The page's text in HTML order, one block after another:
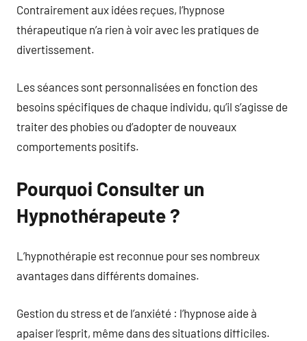
Contrairement aux idées reçues, l’hypnose
thérapeutique n’a rien à voir avec les pratiques de
divertissement.
Les séances sont personnalisées en fonction des
besoins spécifiques de chaque individu, qu’il s’agisse de
traiter des phobies ou d’adopter de nouveaux
comportements positifs.
Pourquoi Consulter un
Hypnothérapeute ?
L’hypnothérapie est reconnue pour ses nombreux
avantages dans différents domaines.
Gestion du stress et de l’anxiété : l’hypnose aide à
apaiser l’esprit, même dans des situations difficiles.